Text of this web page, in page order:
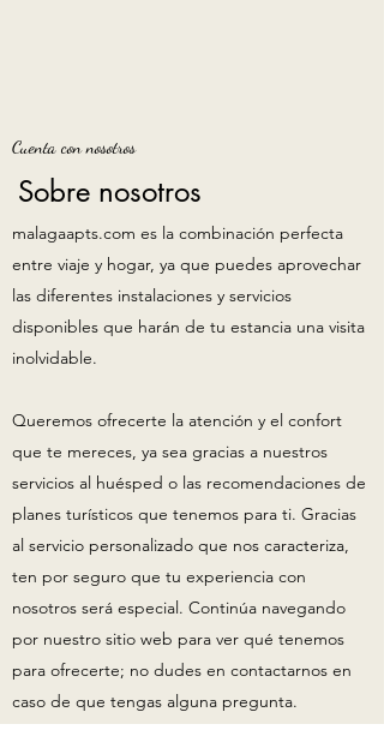
Cuenta con nosotros
Sobre nosotros
malagaapts.com es la combinación perfecta
entre viaje y hogar, ya que puedes aprovechar
las diferentes instalaciones y servicios
disponibles que harán de tu estancia una visita
inolvidable.
Queremos ofrecerte la atención y el confort
que te mereces, ya sea gracias a nuestros
servicios al huésped o las recomendaciones de
planes turísticos que tenemos para ti. Gracias
al servicio personalizado que nos caracteriza,
ten por seguro que tu experiencia con
nosotros será especial. Continúa navegando
por nuestro sitio web para ver qué tenemos
para ofrecerte; no dudes en contactarnos en
caso de que tengas alguna pregunta.